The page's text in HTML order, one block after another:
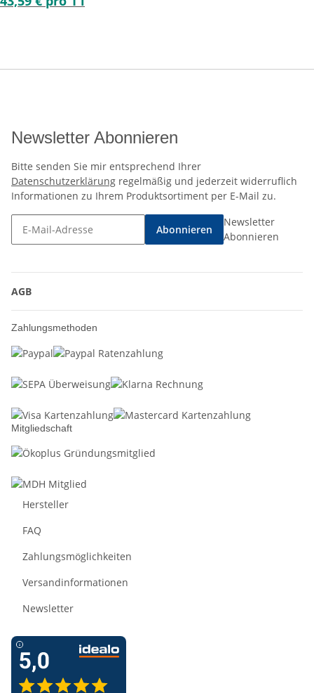
Newsletter Abonnieren
Bitte senden Sie mir entsprechend Ihrer
Datenschutzerklärung regelmäßig und jederzeit widerruflich
Informationen zu Ihrem Produktsortiment per E-Mail zu.
Abonnieren
Newsletter
Abonnieren
AGB
Zahlungsmethoden
Mitgliedschaft
Hersteller
FAQ
Zahlungsmöglichkeiten
Versandinformationen
Newsletter